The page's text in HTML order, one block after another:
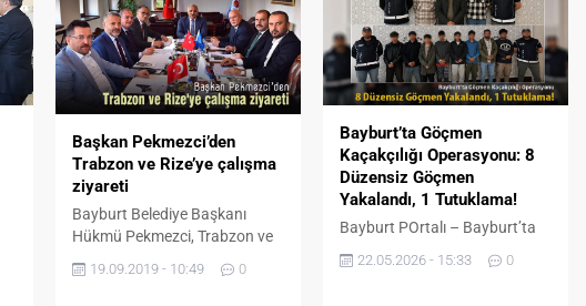
Başkan Pekmezci’den
Trabzon ve Rize’ye çalışma
ziyareti
Bayburt Belediye Başkanı
Hükmü Pekmezci, Trabzon ve
gerçekleştirdi. İlk olarak
19.09.2019 - 10:49 0
Bayburt’ta Göçmen
Kaçakçılığı Operasyonu: 8
Düzensiz Göçmen
Yakalandı, 1 Tutuklama!
Bayburt POrtalı – Bayburt’ta
ticaretine yönelik yürütülen
22.05.2026 - 15:33 0